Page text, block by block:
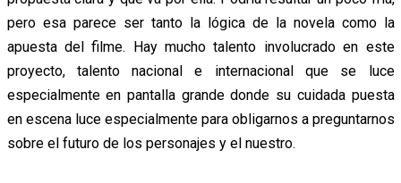
pero esa parece ser tanto la lógica de la novela como la
apuesta del filme. Hay mucho talento involucrado en este
proyecto, talento nacional e internacional que se luce
especialmente en pantalla grande donde su cuidada puesta
en escena luce especialmente para obligarnos a preguntarnos
sobre el futuro de los personajes y el nuestro.